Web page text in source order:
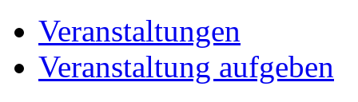
Veranstaltungen
Veranstaltung aufgeben